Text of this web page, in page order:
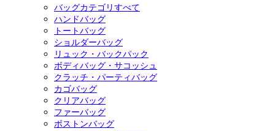
バッグカテゴリすべて
ハンドバッグ
トートバッグ
ショルダーバッグ
リュック・バックパック
ボディバッグ・サコッシュ
クラッチ・パーティバッグ
カゴバッグ
クリアバッグ
ファーバッグ
ボストンバッグ